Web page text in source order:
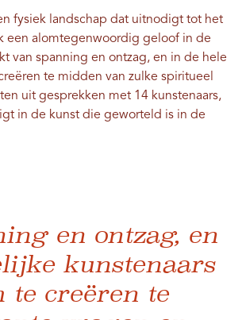
fysiek landschap dat uitnodigt tot het
een alomtegenwoordig geloof in de
van spanning en ontzag, en in de hele
te midden van zulke spiritueel
uit gesprekken met 14 kunstenaars,
in de kunst die geworteld is in de
en ontzag, en
kunstenaars
te creëren te